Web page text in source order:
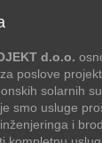
d.o.o.
poslove
solarnih
smo usluge
i